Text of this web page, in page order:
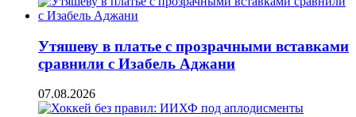
Утяшеву в платье с прозрачными вставками
сравнили с Изабель Аджани
07.08.2026